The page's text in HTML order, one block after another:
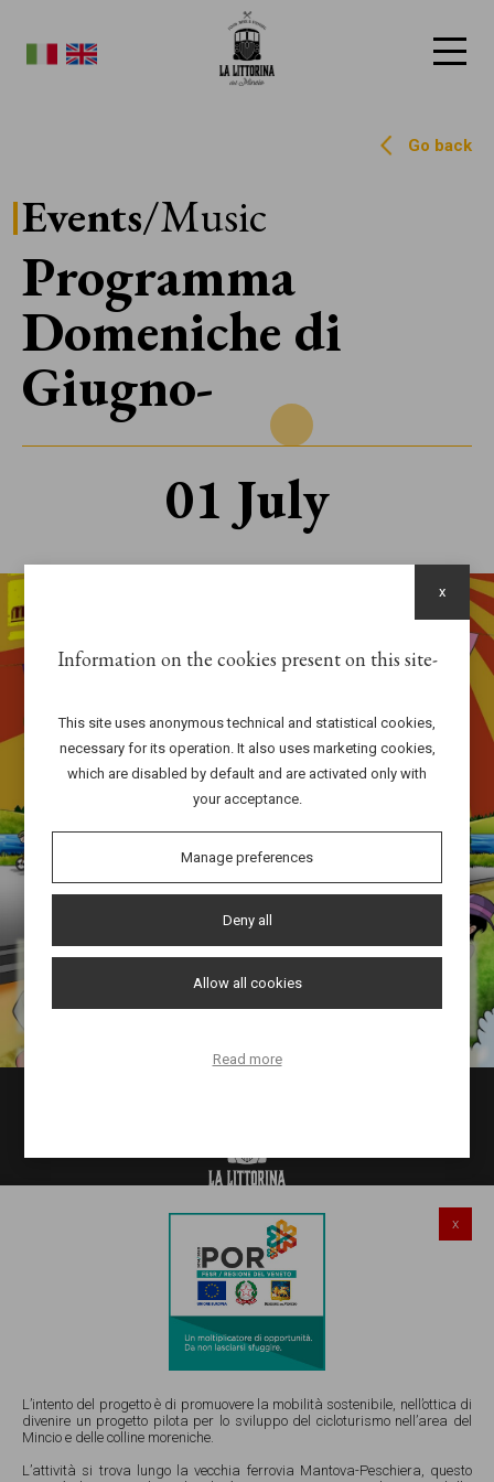
Go back
Events/Music
Programma
Domeniche di
Giugno
01 July
Salionze di Valeggio sul Mincio (VR)
Via Gardesana Nord 241
info@lalittorinadelmincio.it
Tel e Whatsapp Ristorante 045 4852921
Tel e Whatsapp Noleggio Bicy 351 4086776
x
L’intento del progetto è di promuovere la mobilità sostenibile, nell’ottica di
divenire un progetto pilota per lo sviluppo del cicloturismo nell’area del
Mincio e delle colline moreniche.
L’attività si trova lungo la vecchia ferrovia Mantova-Peschiera, questo
Information on the cookies present on this site
This site uses anonymous technical and statistical cookies,
necessary for its operation. It also uses marketing cookies,
which are disabled by default and are activated only with
your acceptance.
Manage preferences
Deny all
Allow all cookies
Read more
x